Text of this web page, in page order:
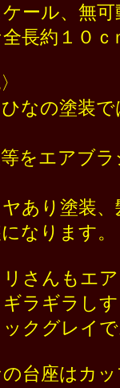
ール、無
長約１０
なの塗装で
をエアブラ
あり塗装、
なります。
さんもエア
ラギラし
クグレイで
台座はカ